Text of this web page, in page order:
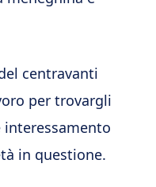
centravanti
per trovargli
in questione.